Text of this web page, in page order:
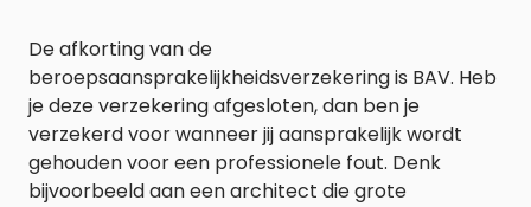
De afkorting van de
beroepsaansprakelijkheidsverzekering is BAV. Heb
je deze verzekering afgesloten, dan ben je
verzekerd voor wanneer jij aansprakelijk wordt
gehouden voor een professionele fout. Denk
bijvoorbeeld aan een architect die grote